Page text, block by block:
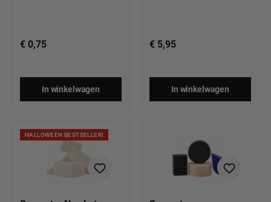
€ 0,75
In winkelwagen
€ 5,95
In winkelwagen
HALLOWEEN BESTSELLER!